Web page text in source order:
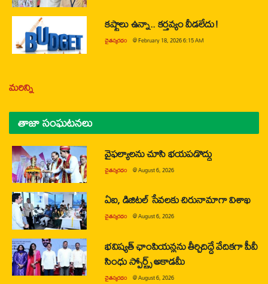
కష్టాలు ఉన్నా.. కర్తవ్యం వీడలేదు!
చైతన్యరధం @February 18, 2026 6:15 AM
మరిన్ని
తాజా సంఘటనలు
వైఫల్యాలను చూసి భయపడొద్దు
చైతన్యరధం @August 6, 2026
ఏఐ, డిజిటల్ సేవలకు చిరునామాగా విశాఖ
చైతన్యరధం @August 6, 2026
భవిష్యత్ ఛాంపియన్లను తీర్చిదిద్దే వేదికగా పీవీ
సింధు స్పోర్ట్స్ అకాడమీ
చైతన్యరధం @August 6, 2026